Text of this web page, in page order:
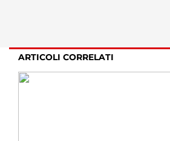
ARTICOLI CORRELATI